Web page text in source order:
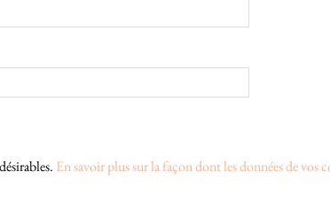
En savoir plus sur la façon dont les données de vos